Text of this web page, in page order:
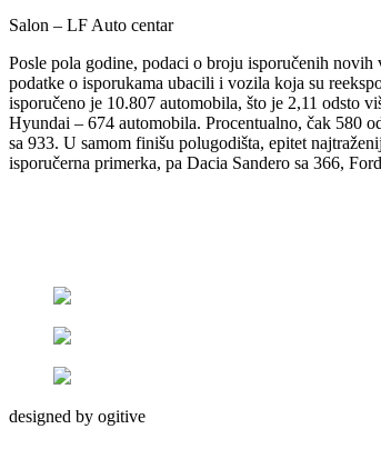
Salon – LF Auto centar
Posle pola godine, podaci o broju isporučenih
podatke o isporukama ubacili i vozila koja su
isporučeno je 10.807 automobila, što je 2,11 odsto
Hyundai – 674 automobila. Procentualno, čak 580
sa 933. U samom finišu polugodišta, epitet
isporučerna primerka, pa Dacia Sandero sa 366,
designed by ogitive